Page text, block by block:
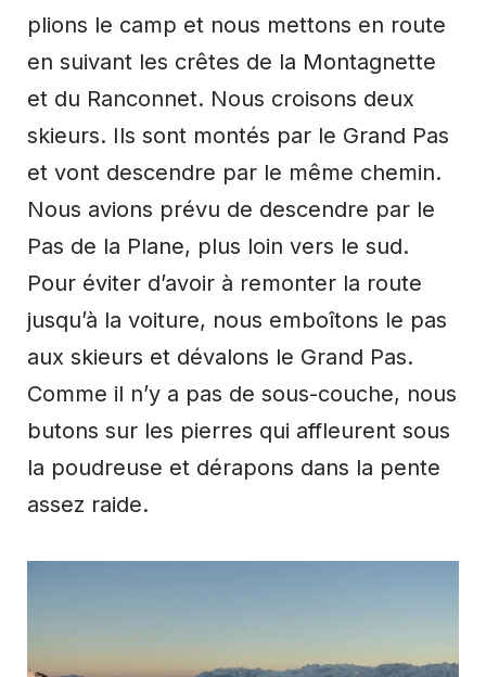
plions le camp et nous mettons en route
en suivant les crêtes de la Montagnette
et du Ranconnet. Nous croisons deux
skieurs. Ils sont montés par le Grand Pas
et vont descendre par le même chemin.
Nous avions prévu de descendre par le
Pas de la Plane, plus loin vers le sud.
Pour éviter d’avoir à remonter la route
jusqu’à la voiture, nous emboîtons le pas
aux skieurs et dévalons le Grand Pas.
Comme il n’y a pas de sous-couche, nous
butons sur les pierres qui affleurent sous
la poudreuse et dérapons dans la pente
assez raide.